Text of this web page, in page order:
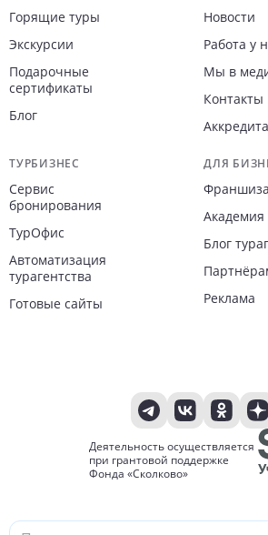
Горящие туры
Экскурсии
Подарочные
сертификаты
Блог
Новости
Работа у
Мы в
Контакты
ТУРБИЗНЕС
Сервис
бронирования
ТурОфис
Автоматизация
турагентства
Готовые сайты
ДЛЯ
Франшиза
Академия
Блог
Реклама
Деятельность осуществляется
при грантовой поддержке
Фонда «Сколково»